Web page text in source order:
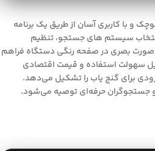
و با کاربری آسان از طریق یک برنامه
سیستم های جستجو، تنظیم
صورت بصری در صفحه رنگی دستگاه فراهم
سهولت استفاده و قیمت اقتصادی
برای گنج یاب را تشکیل می‌دهد.
جستجوگران حرفه‌ای توصیه می‌شود.